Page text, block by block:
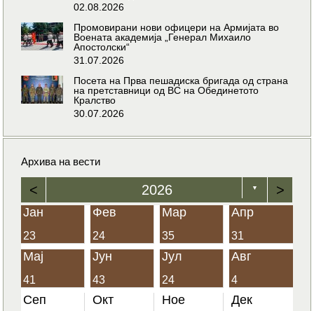
02.08.2026
Промовирани нови офицери на Армијата во
Воената академија „Генерал Михаило
Апостолски“
31.07.2026
Посета на Прва пешадиска бригада од страна
на претставници од ВС на Обединетото
Кралство
30.07.2026
Архива на вести
< 2026 ▼ >
Јан
23
Фев
24
Мар
35
Апр
31
Мај
41
Јун
43
Јул
24
Авг
4
Сеп Окт Ное Дек